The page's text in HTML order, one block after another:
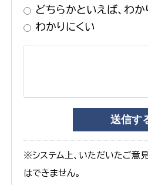
どちらかといえば、わか
わかりにくい
※システム上、いただいたご意
はできません。